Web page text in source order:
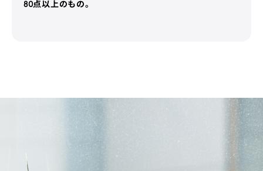
80点以上のもの。